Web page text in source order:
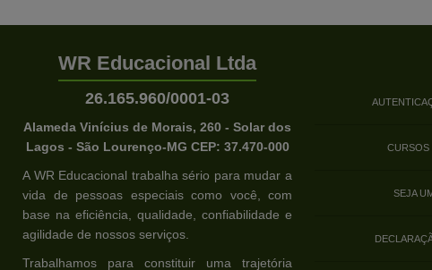
WR Educacional Ltda
26.165.960/0001-03
Alameda Vinícius de Morais, 260 - Solar dos
Lagos - São Lourenço-MG CEP: 37.470-000
A WR Educacional trabalha sério para mudar a
vida de pessoas especiais como você, com
base na eficiência, qualidade, confiabilidade e
agilidade de nossos serviços.
Trabalhamos para constituir uma trajetória
CURSOS
SEJA